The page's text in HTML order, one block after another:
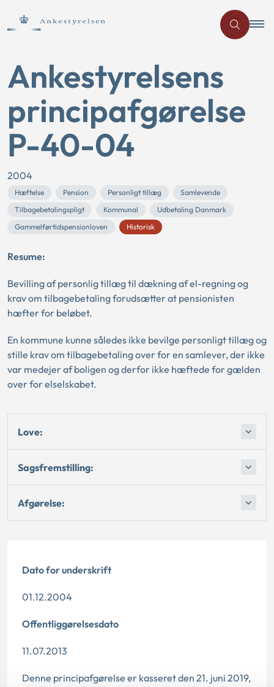
Ankestyrelsens
principafgørelse
P-40-04
2004
Hæftelse Pension Personligt tillæg
Samlevende
Tilbagebetalingspligt
Kommunal
Udbetaling Danmark
Gammelførtidspensionloven
Historisk
Resume:
Bevilling af personlig tillæg til dækning af el-regning og
krav om tilbagebetaling forudsætter at pensionisten
hæfter for beløbet.
En kommune kunne således ikke bevilge personligt tillæg og
stille krav om tilbagebetaling over for en samlever, der ikke
var medejer af boligen og derfor ikke hæftede for gælden
over for elselskabet.
Love:
Sagsfremstilling:
Afgørelse:
Dato for underskrift
01.12.2004
Offentliggørelsesdato
11.07.2013
Denne principafgørelse er kasseret den 21. juni 2019,